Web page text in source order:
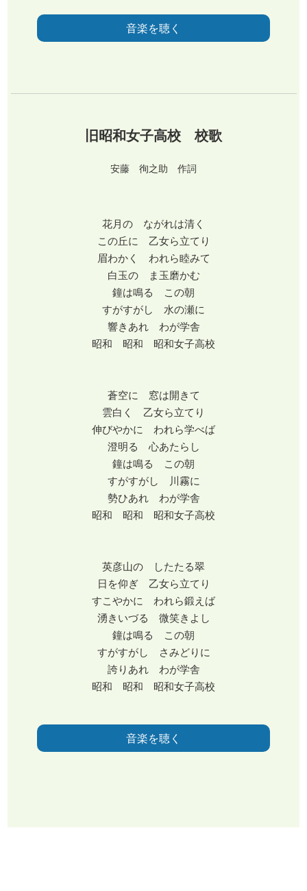
音楽を聴く
旧昭和女子高校 校歌
安藤 徇之助 作詞
花月の ながれは清く
この丘に 乙女ら立てり
眉わかく われら睦みて
白玉の ま玉磨かむ
鐘は鳴る この朝
すがすがし 水の瀬に
響きあれ わが学舎
昭和 昭和 昭和女子高校
蒼空に 窓は開きて
雲白く 乙女ら立てり
伸びやかに われら学べば
澄明る 心あたらし
鐘は鳴る この朝
すがすがし 川霧に
勢ひあれ わが学舎
昭和 昭和 昭和女子高校
英彦山の したたる翠
日を仰ぎ 乙女ら立てり
すこやかに われら鍛えば
湧きいづる 微笑きよし
鐘は鳴る この朝
すがすがし さみどりに
誇りあれ わが学舎
昭和 昭和 昭和女子高校
音楽を聴く